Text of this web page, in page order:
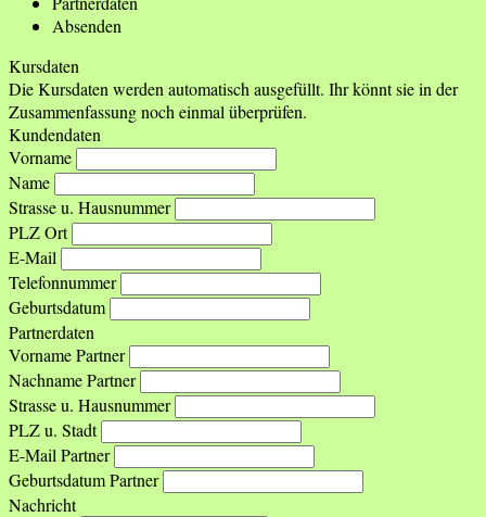
Absenden
Kursdaten
Die Kursdaten werden automatisch ausgefüllt. Ihr könnt sie in der
Zusammenfassung noch einmal überprüfen.
Kundendaten
Vorname
Name
Strasse u. Hausnummer
PLZ Ort
E-Mail
Telefonnummer
Geburtsdatum
Partnerdaten
Vorname Partner
Nachname Partner
Strasse u. Hausnummer
PLZ u. Stadt
E-Mail Partner
Geburtsdatum Partner
Nachricht